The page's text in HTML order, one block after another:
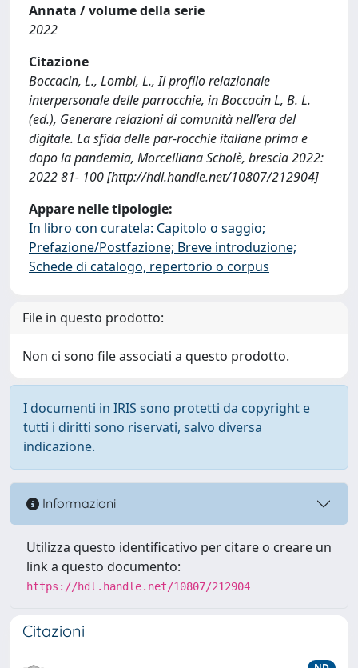
Annata / volume della serie
2022
Citazione
Boccacin, L., Lombi, L., Il profilo relazionale
interpersonale delle parrocchie, in Boccacin L, B. L.
(ed.), Generare relazioni di comunità nell’era del
digitale. La sfida delle par-rocchie italiane prima e
dopo la pandemia, Morcelliana Scholè, brescia 2022:
2022 81- 100 [http://hdl.handle.net/10807/212904]
Appare nelle tipologie:
In libro con curatela: Capitolo o saggio;
Prefazione/Postfazione; Breve introduzione;
Schede di catalogo, repertorio o corpus
File in questo prodotto:
Non ci sono file associati a questo prodotto.
I documenti in IRIS sono protetti da copyright e
tutti i diritti sono riservati, salvo diversa
indicazione.
Informazioni
Utilizza questo identificativo per citare o creare un
link a questo documento:
https://hdl.handle.net/10807/212904
Citazioni